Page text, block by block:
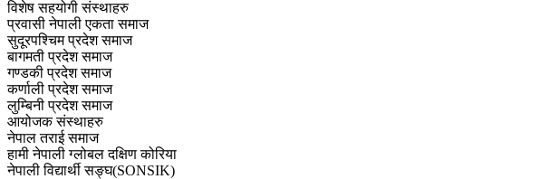
विशेष सहयोगी संस्थाहरु
प्रवासी नेपाली एकता समाज
सुदूरपश्चिम प्रदेश समाज
बागमती प्रदेश समाज
गण्डकी प्रदेश समाज
कर्णाली प्रदेश समाज
लुम्बिनी प्रदेश समाज
आयोजक संस्थाहरु
नेपाल तराई समाज
हामी नेपाली ग्लोबल दक्षिण कोरिया
नेपाली विद्यार्थी सङ्घ(SONSIK)